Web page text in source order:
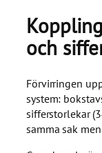
och
Förvirringen
system:
sifferstorlekar
samma sak